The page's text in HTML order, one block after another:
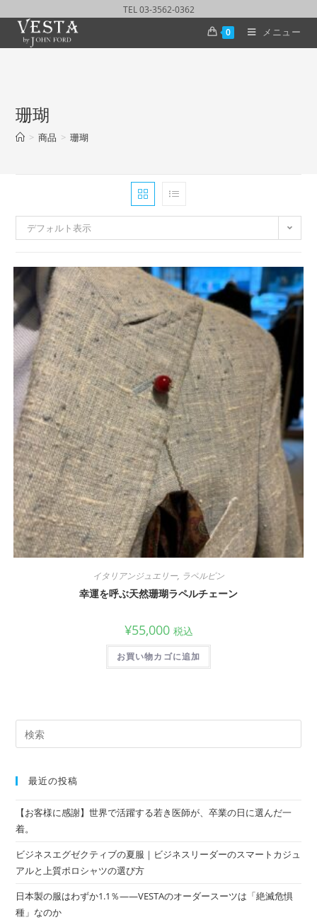
TEL 03-3562-0362
0
メニュー
珊瑚
> 商品 > 珊瑚
デフォルト表示
イタリアンジュエリー, ラペルピン
幸運を呼ぶ天然珊瑚ラペルチェーン
¥55,000 税込
お買い物カゴに追加
最近の投稿
【お客様に感謝】世界で活躍する若き医師が、卒業の日に選んだ一
着。
ビジネスエグゼクティブの夏服｜ビジネスリーダーのスマートカジュ
アルと上質ポロシャツの選び方
日本製の服はわずか1.1％——VESTAのオーダースーツは「絶滅危惧
種」なのか